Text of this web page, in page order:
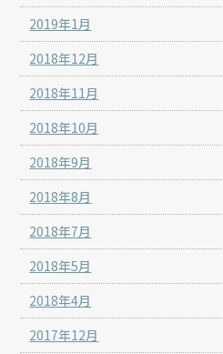
2019年1月
2018年12月
2018年11月
2018年10月
2018年9月
2018年8月
2018年7月
2018年5月
2018年4月
2017年12月